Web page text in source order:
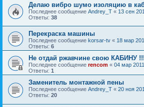
Делаю вибро шумо изоляцию в
Последнее сообщение Andrey_T « 13 сен
Ответы: 38
Перекраска машины
Последнее сообщение korsar-tv « 18 мар
Ответы: 6
Не отдай ржавчине свою КАБИНУ
Последнее сообщение rencom « 04 мар
Ответы: 1
Заменитель монтажной пены
Последнее сообщение Andrey_T « 20 ноя
Ответы: 20